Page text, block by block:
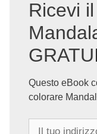
Ricevi
Questo eBook
colorare